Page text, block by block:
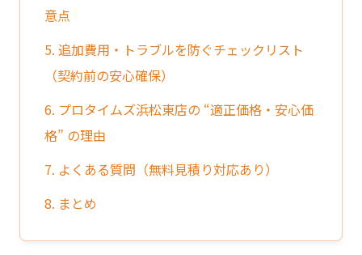
意点
5. 追加費用・トラブルを防ぐチェックリスト
（契約前の安心確保）
6. プロタイムズ浜松東店の “適正価格・安心価
格” の理由
7. よくある質問（無料見積り対応あり）
8. まとめ